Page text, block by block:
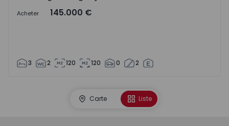
Acheter 145.000 €
3 2 120 120 0 2
Carte Liste